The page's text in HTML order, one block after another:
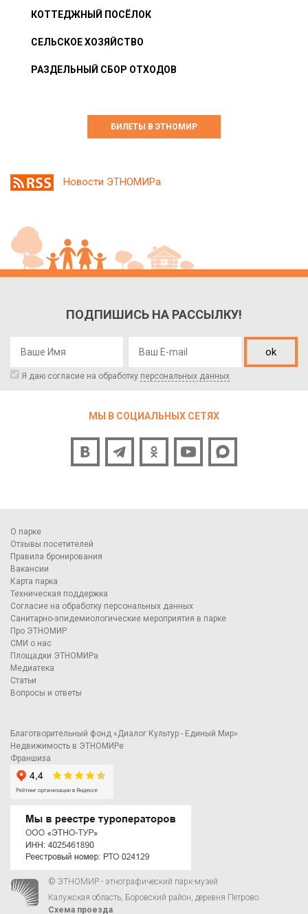
КОТТЕДЖНЫЙ ПОСЁЛОК
СЕЛЬСКОЕ ХОЗЯЙСТВО
РАЗДЕЛЬНЫЙ СБОР ОТХОДОВ
БИЛЕТЫ В ЭТНОМИР
Новости ЭТНОМИРа
ПОДПИШИСЬ НА РАССЫЛКУ!
ok
Я даю согласие на обработку персональных данных
МЫ В СОЦИАЛЬНЫХ СЕТЯХ
О парке
Отзывы посетителей
Правила бронирования
Вакансии
Карта парка
Техническая поддержка
Согласие на обработку персональных данных
Санитарно-эпидемиологические мероприятия в парке
Про ЭТНОМИР
СМИ о нас
Площадки ЭТНОМИРа
Медиатека
Статьи
Вопросы и ответы
Благотворительный фонд «Диалог Культур - Единый Мир»
Недвижимость в ЭТНОМИРе
Франшиза
© ЭТНОМИР - этнографический парк-музей
Калужская область, Боровский район, деревня Петрово.
Схема проезда